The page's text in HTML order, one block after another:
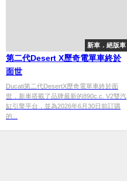
新車．絕版車
第二代Desert X歷奇電單車終於
面世
Ducati第二代DesertX歷奇電單車終於面
世，新車搭載了品牌最新的890c.c. V2雙汽
缸引擎平台，並為2026年6月30日前訂購
的...